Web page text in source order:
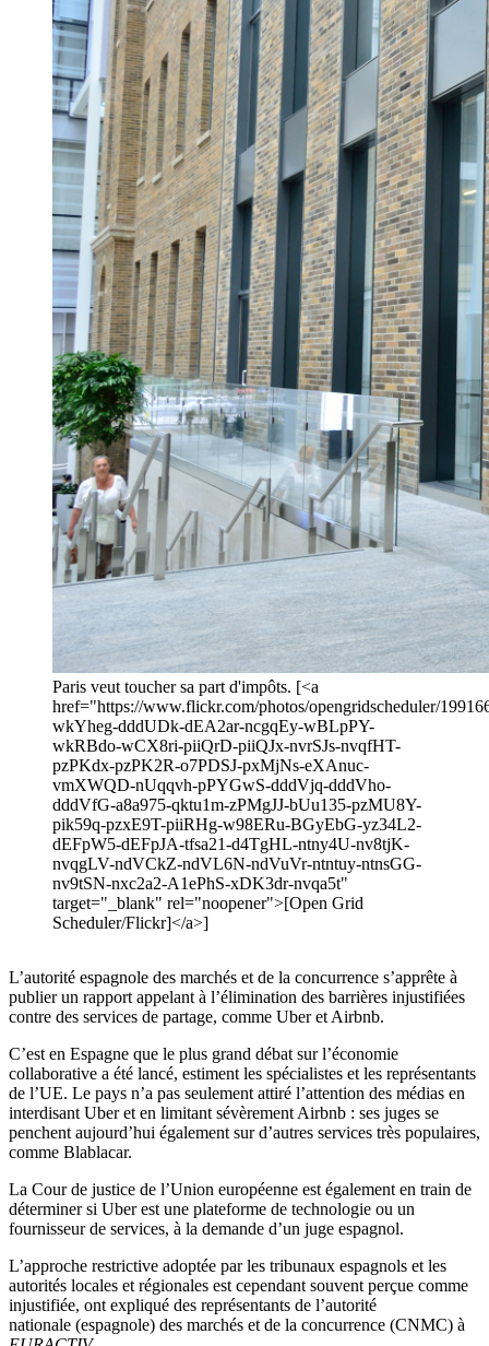
Paris veut toucher sa part d'impôts. [<a
href="https://www.flickr.com/photos/opengridscheduler/
wkYheg-dddUDk-dEA2ar-ncgqEy-wBLpPY-
wkRBdo-wCX8ri-piiQrD-piiQJx-nvrSJs-nvqfHT-
pzPKdx-pzPK2R-o7PDSJ-pxMjNs-eXAnuc-
vmXWQD-nUqqvh-pPYGwS-dddVjq-dddVho-
dddVfG-a8a975-qktu1m-zPMgJJ-bUu135-pzMU8Y-
pik59q-pzxE9T-piiRHg-w98ERu-BGyEbG-yz34L2-
dEFpW5-dEFpJA-tfsa21-d4TgHL-ntny4U-nv8tjK-
nvqgLV-ndVCkZ-ndVL6N-ndVuVr-ntntuy-ntnsGG-
nv9tSN-nxc2a2-A1ePhS-xDK3dr-nvqa5t"
target="_blank" rel="noopener">[Open Grid
Scheduler/Flickr]</a>]
L’autorité espagnole des marchés et de la concurrence s’apprête à
publier un rapport appelant à l’élimination des barrières injustifiées
contre des services de partage, comme Uber et Airbnb.
C’est en Espagne que le plus grand débat sur l’économie
collaborative a été lancé, estiment les spécialistes et les représentants
de l’UE. Le pays n’a pas seulement attiré l’attention des médias en
interdisant Uber et en limitant sévèrement Airbnb : ses juges se
penchent aujourd’hui également sur d’autres services très populaires,
comme Blablacar.
La Cour de justice de l’Union européenne est également en train de
déterminer si Uber est une plateforme de technologie ou un
fournisseur de services, à la demande d’un juge espagnol.
L’approche restrictive adoptée par les tribunaux espagnols et les
autorités locales et régionales est cependant souvent perçue comme
injustifiée, ont expliqué des représentants de l’autorité
nationale (espagnole) des marchés et de la concurrence (CNMC) à